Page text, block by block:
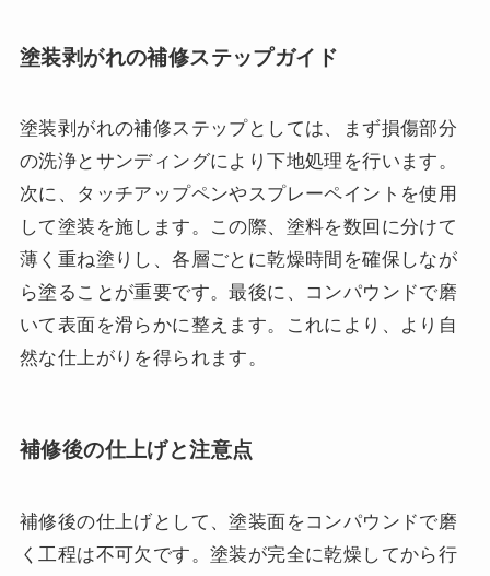
塗装剥がれの補修ステップガイド
塗装剥がれの補修ステップとしては、まず損傷部分
の洗浄とサンディングにより下地処理を行います。
次に、タッチアップペンやスプレーペイントを使用
して塗装を施します。この際、塗料を数回に分けて
薄く重ね塗りし、各層ごとに乾燥時間を確保しなが
ら塗ることが重要です。最後に、コンパウンドで磨
いて表面を滑らかに整えます。これにより、より自
然な仕上がりを得られます。
補修後の仕上げと注意点
補修後の仕上げとして、塗装面をコンパウンドで磨
く工程は不可欠です。塗装が完全に乾燥してから行